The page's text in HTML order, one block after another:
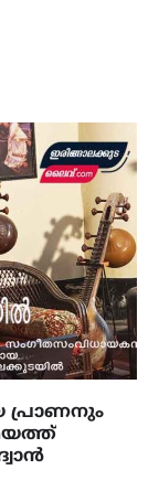
പ്രാണനും